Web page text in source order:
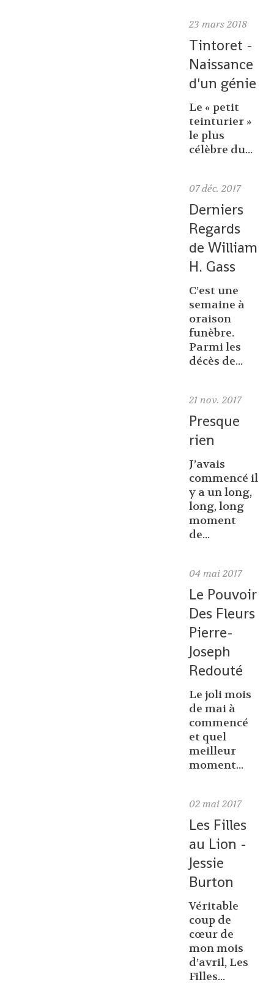
23 mars 2018
Tintoret -
Naissance
d'un génie
Le « petit
teinturier »
le plus
célèbre du...
07 déc. 2017
Derniers
Regards
de William
H. Gass
C’est une
semaine à
oraison
funèbre.
Parmi les
décès de...
21 nov. 2017
Presque
rien
J’avais
commencé il
y a un long,
long, long
moment
de...
04 mai 2017
Le Pouvoir
Des Fleurs
Pierre-
Joseph
Redouté
Le joli mois
de mai à
commencé
et quel
meilleur
moment...
02 mai 2017
Les Filles
au Lion -
Jessie
Burton
Véritable
coup de
cœur de
mon mois
d’avril, Les
Filles...